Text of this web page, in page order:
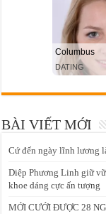
BÀI VIẾT MỚI
Cứ đến ngày lĩnh lương
Diệp Phương Linh giữ
khoe dáng cực ấn tượng
MỚI CƯỚI ĐƯỢC 28